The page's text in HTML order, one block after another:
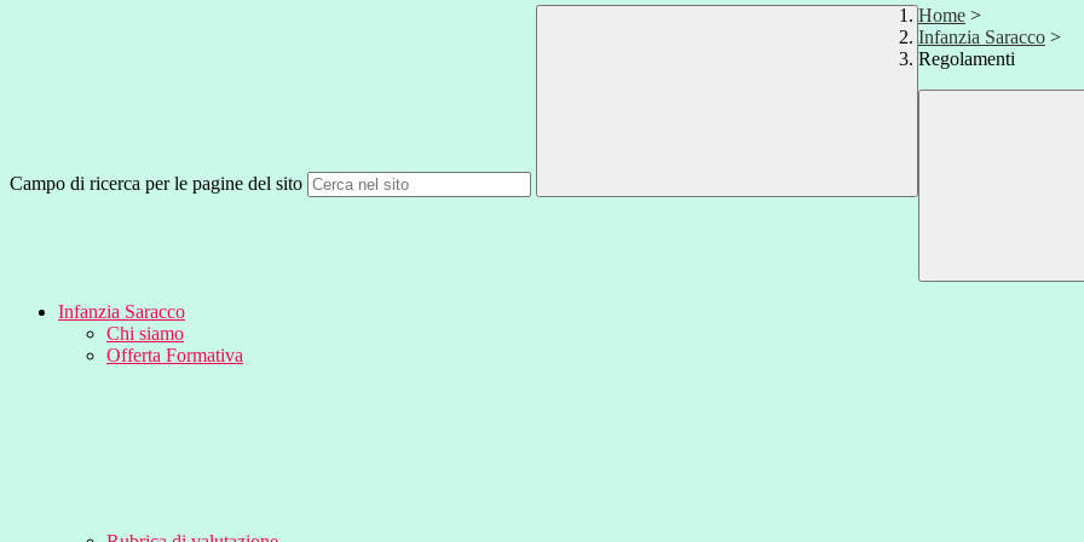
Campo di ricerca per le pagine del sito
Home >
Infanzia Saracco >
Regolamenti
Infanzia Saracco
Chi siamo
Offerta Formativa